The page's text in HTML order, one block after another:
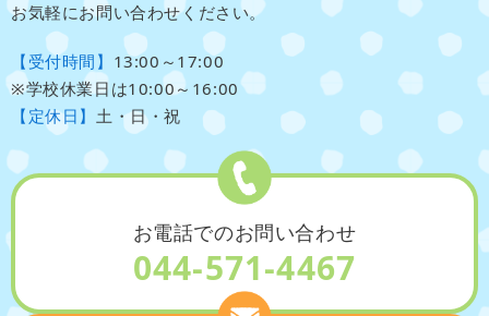
お気軽にお問い合わせください。
【受付時間】 13:00～17:00
※学校休業日は10:00～16:00
【定休日】 土・日・祝
お電話でのお問い合わせ
044-571-4467